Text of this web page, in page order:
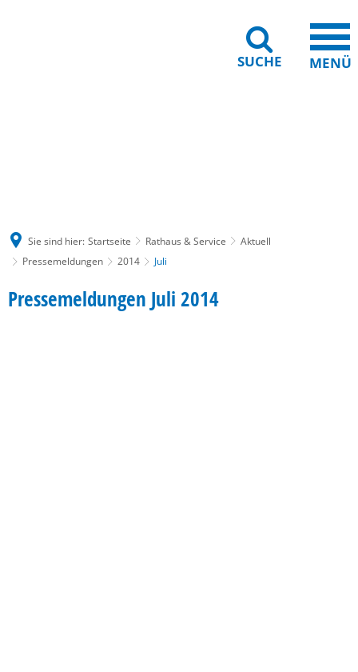
SUCHE MENÜ
Sie sind hier: Startseite Rathaus & Service
Aktuell
Pressemeldungen
2014 Juli
Juli
Pressemeldungen Juli 2014